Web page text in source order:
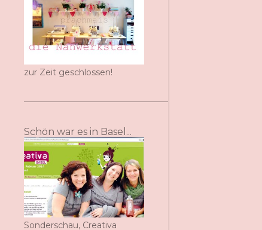
zur Zeit geschlossen!
Schön war es in Basel...
Sonderschau, Creativa